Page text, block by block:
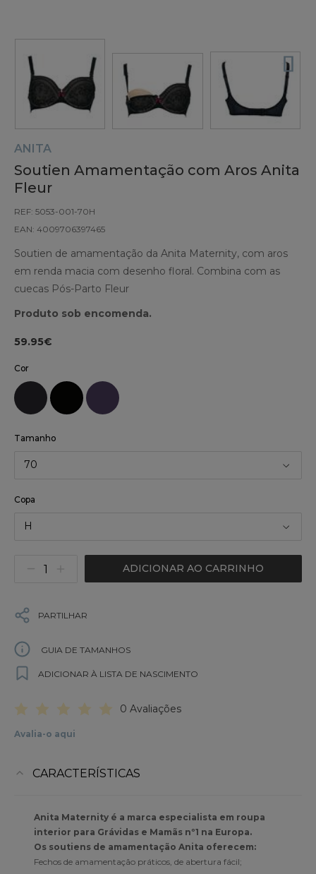
ANITA
Soutien Amamentação com Aros Anita
Fleur
REF: 5053-001-70H
EAN: 4009706397465
Soutien de amamentação da Anita Maternity, com aros
em renda macia com desenho floral. Combina com as
cuecas Pós-Parto Fleur
Produto sob encomenda.
59.95€
Cor
Tamanho
70
Copa
H
ADICIONAR AO CARRINHO
PARTILHAR
GUIA DE TAMANHOS
ADICIONAR À LISTA DE NASCIMENTO
0 Avaliações
Avalia-o aqui
CARACTERÍSTICAS
Anita Maternity é a marca especialista em roupa
interior para Grávidas e Mamãs nº1 na Europa.
Os soutiens de amamentação Anita oferecem:
Fechos de amamentação práticos, de abertura fácil;